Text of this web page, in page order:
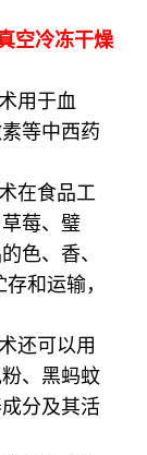
空冷冻干燥
用于血
等中西药
在食品工
莓、璧
色、香、
和运输，
还可以用
、黑蚂蚊
分及其活